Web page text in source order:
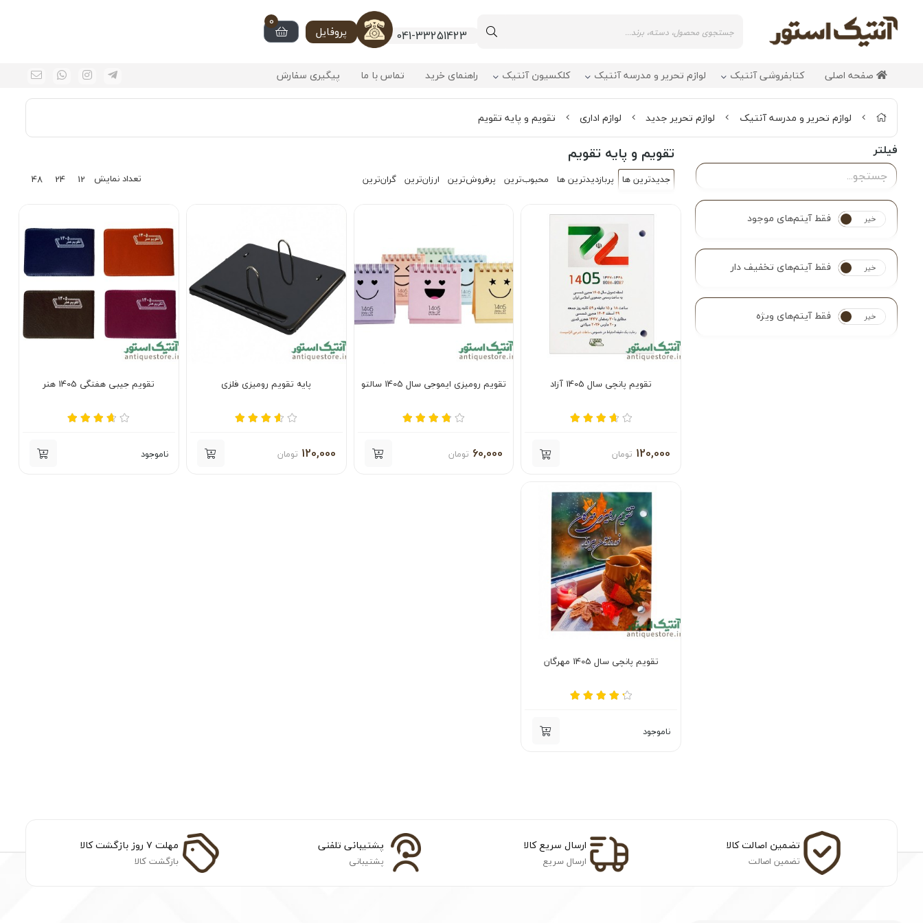
041-33251423 پروفایل
0
صفحه اصلی کتابفروشی آنتیک لوازم تحریر و مدرسه آنتیک کلکسیون آنتیک راهنمای خرید تماس با ما پیگیری سفارش
لوازم تحریر و مدرسه آنتیک لوازم تحریر جدید لوازم اداری تقویم و پایه تقویم
فیلتر
بله خیر فقط آیتم‌های موجود
بله خیر فقط آیتم‌های تخفیف دار
بله خیر فقط آیتم‌های ویژه
تقویم و پایه تقویم
جدیدترین ها پربازدیدترین ها محبوب‌‌ترین پرفروش‌ترین ارزان‌ترین گران‌ترین تعداد نمایش 12
24
48
تقویم پانچی سال 1405 آزاد
120,000 تومان
تقویم رومیزی ایموجی سال 1405 سالتو
60,000 تومان
پایه تقویم رومیزی فلزی
120,000 تومان
تقویم جیبی هفتگی 1405 هنر
ناموجود
تقویم پانچی سال 1405 مهرگان
ناموجود
تضمین اصالت کالا
تضمین اصالت
ارسال سریع کالا
ارسال سریع
پشتیبانی تلفنی
پشتیبانی
مهلت ۷ روز بازگشت کالا
بازگشت کالا